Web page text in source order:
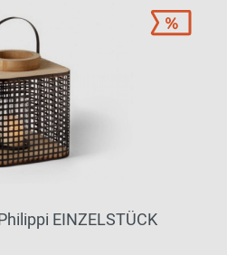
EINZELSTÜCK